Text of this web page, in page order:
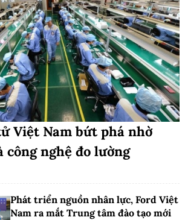
Việt Nam bứt phá nhờ
công nghệ đo lường
Phát triển nguồn nhân lực, Ford Việt
Nam ra mắt Trung tâm đào tạo mới